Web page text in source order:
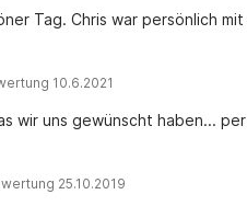
Tag. Chris war persönlich
10.6.2021
wir uns gewünscht haben...
25.10.2019